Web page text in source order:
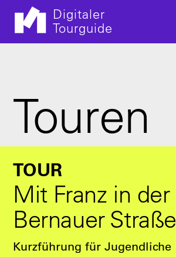
Digitaler
Tourguide
Touren
TOUR
Mit Franz in der
Bernauer Straße
Kurzführung für Jugendliche